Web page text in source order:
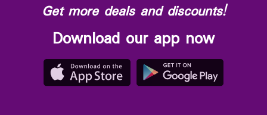
Get more deals and discounts!
Download our app now